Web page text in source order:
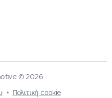
© 2026
Πολιτική cookie